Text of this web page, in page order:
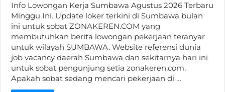
Info Lowongan Kerja Sumbawa Agustus 2026 Terbaru
Minggu Ini. Update loker terkini di Sumbawa bulan
ini untuk sobat ZONAKEREN.COM yang
membutuhkan berita lowongan pekerjaan teranyar
untuk wilayah SUMBAWA. Website referensi dunia
job vacancy daerah Sumbawa dan sekitarnya hari ini
untuk sobat pengunjung setia zonakeren.com.
Apakah sobat sedang mencari pekerjaan di …